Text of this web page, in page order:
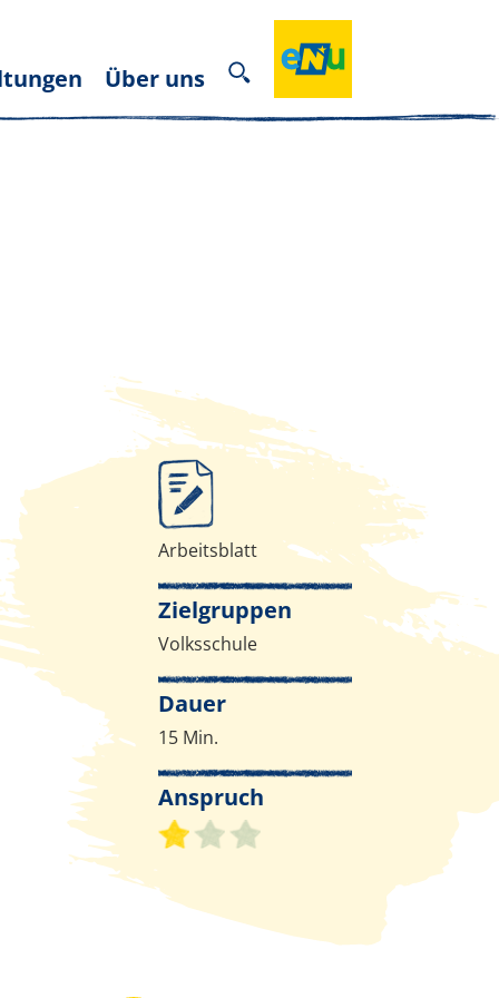
Über uns
Infos zur Methode
Arbeitsblatt
Zielgruppen
Volksschule
Dauer
15 Min.
Anspruch
Schwierigkeitsgrad 1 von 3